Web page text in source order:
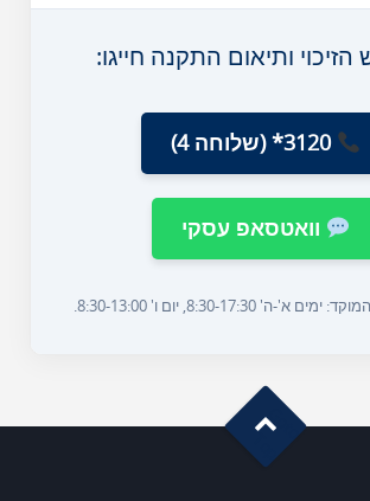
הזיכוי ותיאום התקנה חייגו:
3120* (שלוחה 4)
וואטסאפ עסקי
ה' 8:30-17:30, יום ו' 8:30-13:00.
G
o
t
o
T
o
p